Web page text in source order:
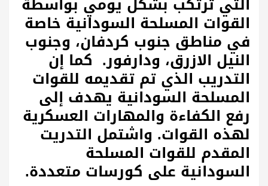
القوات المسلحة السودانية خاصة
في مناطق جنوب كردفان، وجنوب
النيل الازرق، ودارفور. كما إن
التدريب الذي تم تقديمه للقوات
المسلحة السودانية يهدف إلى
رفع الكفاءة والمهارات العسكرية
لهذه القوات. واشتمل التدريت
المقدم للقوات المسلحة
السودانية على كورسات متعددة.